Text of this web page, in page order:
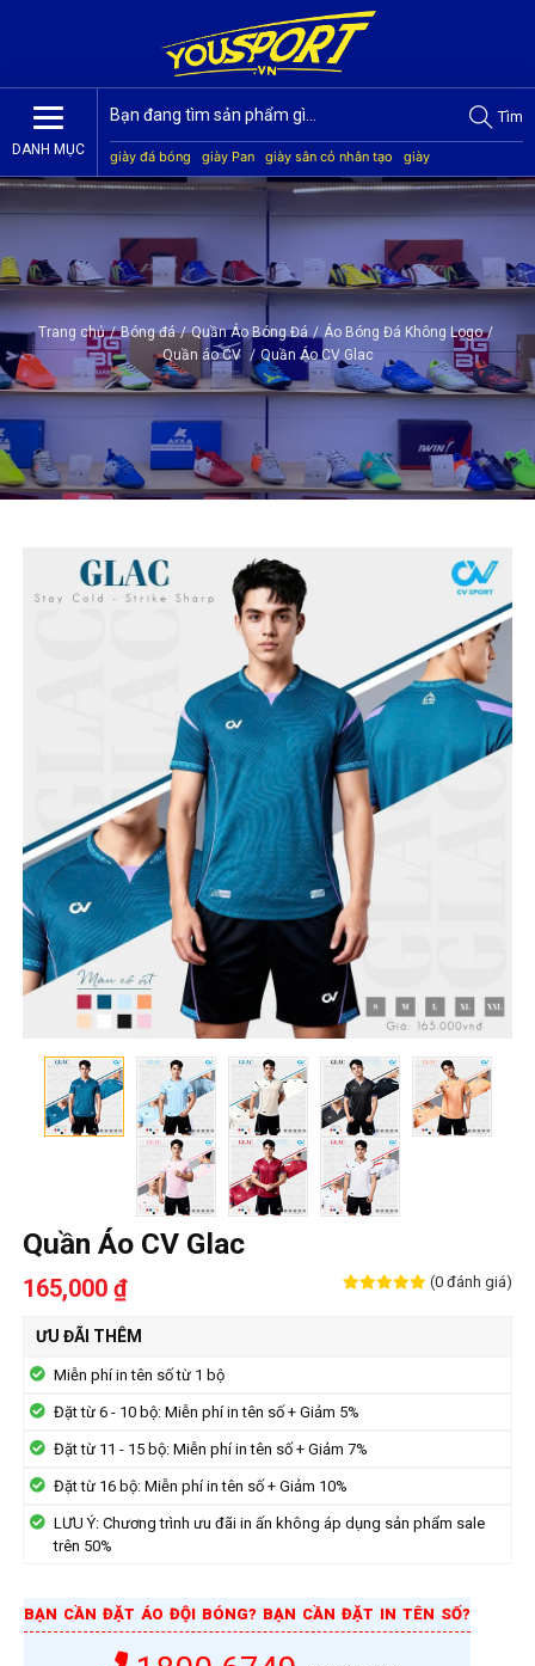
DANH MỤC
Tìm
giày đá bóng giày Pan giày sân cỏ nhân tạo
giày
Jogarbola
giày Mitre giày Akka quần áo bóng đá
giày
Trang chủ / Bóng đá / Quần Áo Bóng Đá / Áo Bóng Đá Không Logo /
Quần áo CV / Quần Áo CV Glac
Quần Áo CV Glac
165,000 ₫ (0 đánh giá)
ƯU ĐÃI THÊM
Miễn phí in tên số từ 1 bộ
Đặt từ 6 - 10 bộ: Miễn phí in tên số + Giảm 5%
Đặt từ 11 - 15 bộ: Miễn phí in tên số + Giảm 7%
Đặt từ 16 bộ: Miễn phí in tên số + Giảm 10%
LƯU Ý: Chương trình ưu đãi in ấn không áp dụng sản phẩm sale
trên 50%
BẠN CẦN ĐẶT ÁO ĐỘI BÓNG? BẠN CẦN ĐẶT IN TÊN SỐ?